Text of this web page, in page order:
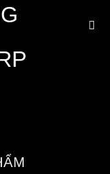
tầng